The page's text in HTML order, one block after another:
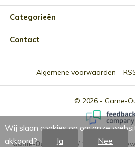
Categorieën
Contact
© 2026 - Game-
Algemene voorwaarden
Game-Outlet NL / 10 2301
Wij slaan cookies op om onze
akkoord?
Ja Nee